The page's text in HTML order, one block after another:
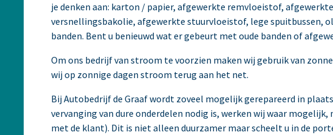
je denken aan: karton / papier, afgewerkte remvloeistof,
versnellingsbakolie, afgewerkte stuurvloeistof, lege spuitbussen,
banden. Bent u benieuwd wat er gebeurt met oude banden of
Om ons bedrijf van stroom te voorzien maken wij gebruik van
wij op zonnige dagen stroom terug aan het net.
Bij Autobedrijf de Graaf wordt zoveel mogelijk gerepareerd in
vervanging van dure onderdelen nodig is, werken wij waar
met de klant). Dit is niet alleen duurzamer maar scheelt u in de